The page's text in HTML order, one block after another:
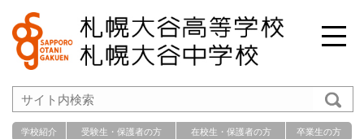
学校紹介 受験生・保護者の方 在校生・保護者の方 卒業生の方